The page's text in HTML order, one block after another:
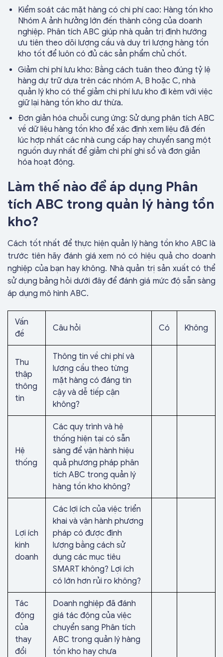
Kiểm soát các mặt hàng có chi phí cao: Hàng tồn kho
Nhóm A ảnh hưởng lớn đến thành công của doanh
nghiệp. Phân tích ABC giúp nhà quản trị định hướng
ưu tiên theo dõi lượng cầu và duy trì lượng hàng tồn
kho tốt để luôn có đủ các sản phẩm chủ chốt.
Giảm chi phí lưu kho: Bằng cách tuân theo đúng tỷ lệ
hàng dự trữ dựa trên các nhóm A, B hoặc C, nhà
quản lý kho có thể giảm chi phí lưu kho đi kèm với việc
giữ lại hàng tồn kho dư thừa.
Đơn giản hóa chuỗi cung ứng: Sử dụng phân tích ABC
về dữ liệu hàng tồn kho để xác định xem liệu đã đến
lúc hợp nhất các nhà cung cấp hay chuyển sang một
nguồn duy nhất để giảm chi phí ghi sổ và đơn giản
hóa hoạt động.
Làm thế nào để áp dụng Phân
tích ABC trong quản lý hàng tồn
kho?
Cách tốt nhất để thực hiện quản lý hàng tồn kho ABC là
trước tiên hãy đánh giá xem nó có hiệu quả cho doanh
nghiệp của bạn hay không. Nhà quản trị sản xuất có thể
sử dụng bảng hỏi dưới đây để đánh giá mức độ sẵn sàng
áp dụng mô hình ABC.
Vấn
đề
Câu hỏi Có Không
Thu
thập
thông
tin
Thông tin về chi phí và
lượng cầu theo từng
mặt hàng có đáng tin
cậy và dễ tiếp cận
không?
Hệ
thống
Các quy trình và hệ
thống hiện tại có sẵn
sàng để vận hành hiệu
quả phương pháp phân
tích ABC trong quản lý
hàng tồn kho không?
Lợi ích
kinh
doanh
Các lợi ích của việc triển
khai và vận hành phương
pháp có được định
lượng bằng cách sử
dụng các mục tiêu
SMART không? Lợi ích
có lớn hơn rủi ro không?
Tác
động
của
thay
đổi
Doanh nghiệp đã đánh
giá tác động của việc
chuyển sang Phân tích
ABC trong quản lý hàng
tồn kho hay chưa